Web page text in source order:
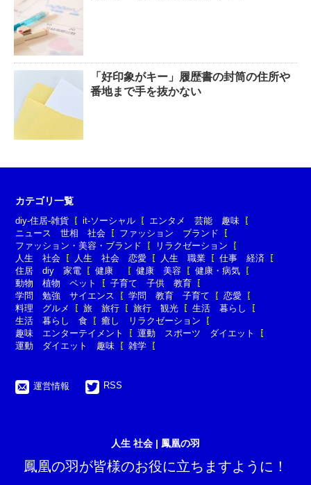
「好印象がキー」履歴書の封筒の住所や
番地まで手を抜かない
カテゴリ一覧
diy-住居-雑貨 it-ソーシャル
エンタメ 芸能 趣味
ニュース 世相 社会
ファッション ブランド
ファッション・美容・ブランド
リラクゼーション
人生 社会
人生 社会 恋愛 人生 職業
仕事 経済
住居 diy 家電
健康 健康 美容
健康・病気
動物 植物 ペット
子育て 子供 教育
学問 勉強 サイエンス
学問 教育 子育て
恋愛
料理 グルメ
旅 旅行 旅行 観光
生活 暮らし
生活 暮らし 食
癒し リラクゼーション
趣味 エンターテイメント
運動 スポーツ ダイエット
運動 ダイエット 趣味
雑学
運営情報 RSS
人生 社会 | 鳳凰の羽
鳳凰の羽が皆様のお役に立ちますように！